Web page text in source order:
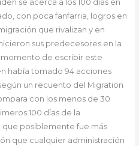
se acerca a los 100 días en
con poca fanfarria, logros en
que rivalizan y en
sus predecesores en la
de escribir este
había tomado 94 acciones
un recuento del Migration
con los menos de 30
100 días de la
posiblemente fue más
que cualquier administración